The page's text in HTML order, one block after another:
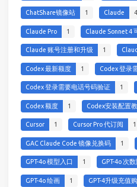
ChatShare镜像站 1 Claude 4
Claude Pro 1 Claude Sonnet 4
Claude 账号注册和升级 1
Codex 最新额度 1 Codex 登录
Codex 登录需要电话号码验证 1
Codex 额度 1 Codex安装配置
Cursor 1 Cursor Pro 代订阅 1
GAC Claude Code 镜像兑换码 1
GPT-4o 模型入口 1 GPT-4o 次
GPT-4o 绘画 1 GPT-4升级充值